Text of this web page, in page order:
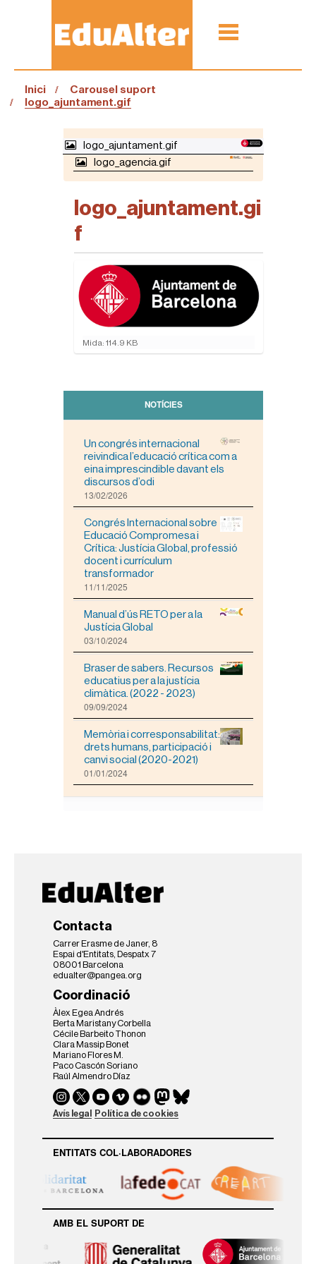
Inici
Carousel suport
logo_ajuntament.gif
N
A
V
E
C
Ó
logo_ajuntament.gif
logo_agencia.gif
logo_ajuntament.gi
f
F
e
l
c
e
r
a
v
s
u
a
z
r
a
m
a
t
g
e
a
m
d
a
c
o
…
Mida: 114.9 KB
NOTÍCIES
Un congrés internacional
reivindica l’educació crítica com a
eina imprescindible davant els
discursos d’odi
13/02/2026
Congrés Internacional sobre
Educació Compromesa i
Crítica: Justícia Global, professió
docent i currículum
transformador
11/11/2025
Manual d’ús RETO per a la
Justícia Global
03/10/2024
Braser de sabers. Recursos
educatius per a la justícia
climàtica. (2022 - 2023)
09/09/2024
Memòria i corresponsabilitat:
drets humans, participació i
canvi social (2020-2021)
01/01/2024
Contacta
Carrer Erasme de Janer, 8
Espai d'Entitats, Despatx 7
08001 Barcelona
edualter@pangea.org
Coordinació
Àlex Egea Andrés
Berta Maristany Corbella
Cécile Barbeito Thonon
Clara Massip Bonet
Mariano Flores M.
Paco Cascón Soriano
Raúl Almendro Díaz
Avís legal Política de cookies
ENTITATS COL·LABORADORES
AMB EL SUPORT DE